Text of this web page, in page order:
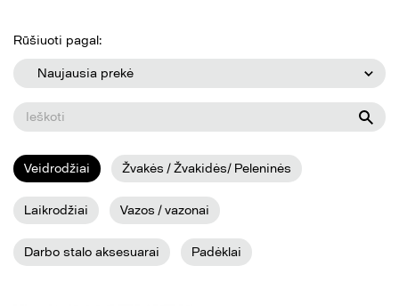
Rūšiuoti pagal:
Naujausia prekė
Veidrodžiai Žvakės / Žvakidės/ Peleninės
Laikrodžiai Vazos / vazonai
Darbo stalo aksesuarai Padėklai